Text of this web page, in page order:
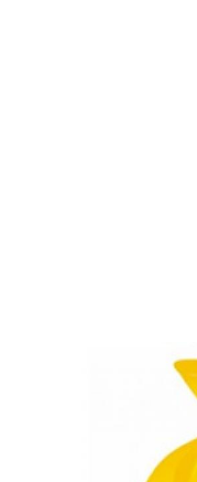
Хлорная известь